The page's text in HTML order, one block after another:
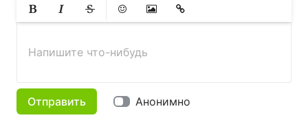
ЖирныйКурсивЗачеркнутый
СмайликиВставить изображение
Вставить ссылку
Напишите что-нибудь
Отправить Анонимно